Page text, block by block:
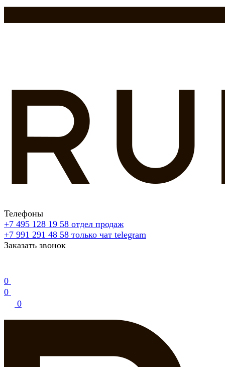
Телефоны
+7 495 128 19 58 отдел продаж
+7 991 291 48 58 только чат telegram
Заказать звонок
0
0
0